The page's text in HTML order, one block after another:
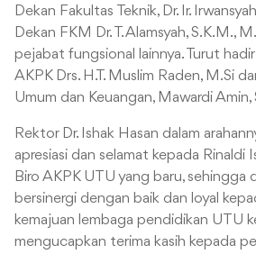
Dekan Fakultas Teknik, Dr. Ir.
Dekan FKM Dr. T. Alamsyah, S.K.M.,
pejabat fungsional lainnya. Turut
AKPK Drs. H.T. Muslim Raden, M.Si
Umum dan Keuangan, Mawardi Amin,
Rektor Dr. Ishak Hasan dalam
apresiasi dan selamat kepada Rinaldi
Biro AKPK UTU yang baru, sehingga
bersinergi dengan baik dan loyal
kemajuan lembaga pendidikan UTU
mengucapkan terima kasih kepada